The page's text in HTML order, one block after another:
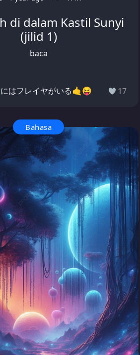
di dalam Kastil Sunyi
(jilid 1)
baca
はフレイヤがいる🤙😝 17
Bahasa